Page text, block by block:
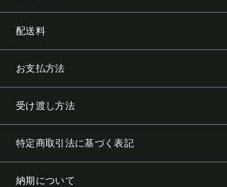
配送料
お支払方法
受け渡し方法
特定商取引法に基づく表記
納期について